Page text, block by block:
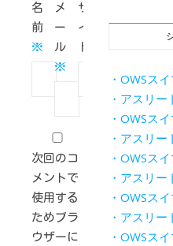
名
前
※
メ
ー
ル
※
サ
イ
ト
次回のコ
メントで
使用する
ためブラ
ウザーに
・OWSス
・アスリ
・OWSス
・アスリ
・OWSス
・アスリ
・OWSス
・アスリ
・OWSス